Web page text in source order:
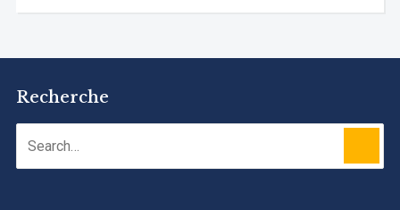
Recherche